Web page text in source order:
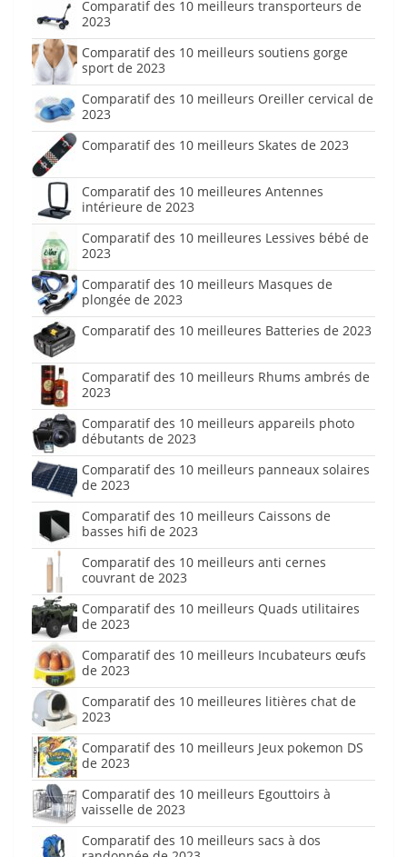
Comparatif des 10 meilleurs transporteurs de
2023
Comparatif des 10 meilleurs soutiens gorge
sport de 2023
Comparatif des 10 meilleurs Oreiller cervical de
2023
Comparatif des 10 meilleurs Skates de 2023
Comparatif des 10 meilleures Antennes
intérieure de 2023
Comparatif des 10 meilleures Lessives bébé de
2023
Comparatif des 10 meilleurs Masques de
plongée de 2023
Comparatif des 10 meilleures Batteries de 2023
Comparatif des 10 meilleurs Rhums ambrés de
2023
Comparatif des 10 meilleurs appareils photo
débutants de 2023
Comparatif des 10 meilleurs panneaux solaires
de 2023
Comparatif des 10 meilleurs Caissons de
basses hifi de 2023
Comparatif des 10 meilleurs anti cernes
couvrant de 2023
Comparatif des 10 meilleurs Quads utilitaires
de 2023
Comparatif des 10 meilleurs Incubateurs œufs
de 2023
Comparatif des 10 meilleures litières chat de
2023
Comparatif des 10 meilleurs Jeux pokemon DS
de 2023
Comparatif des 10 meilleurs Egouttoirs à
vaisselle de 2023
Comparatif des 10 meilleurs sacs à dos